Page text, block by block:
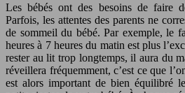
Les bébés ont des besoins de faire
Parfois, les attentes des parents ne
de sommeil du bébé. Par exemple, le
heures à 7 heures du matin est plus
rester au lit trop longtemps, il aura du
réveillera fréquemment, c’est ce que
est alors important de bien équilibré